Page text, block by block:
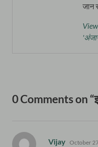
जान
0 Comments on
Vijay says:
October